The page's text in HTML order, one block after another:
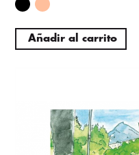
Añadir al carrito